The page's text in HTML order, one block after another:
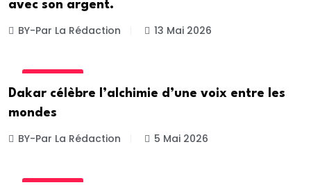
avec son argent.
BY-Par La Rédaction 13 Mai 2026
Dakar célèbre l’alchimie d’une voix entre les
mondes
BY-Par La Rédaction 5 Mai 2026